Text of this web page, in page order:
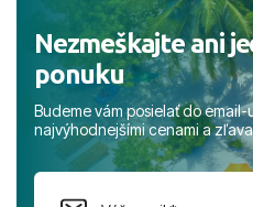
Nezmeškajte ani
ponuku
Budeme vám posielať do
najvýhodnejšími cenami a